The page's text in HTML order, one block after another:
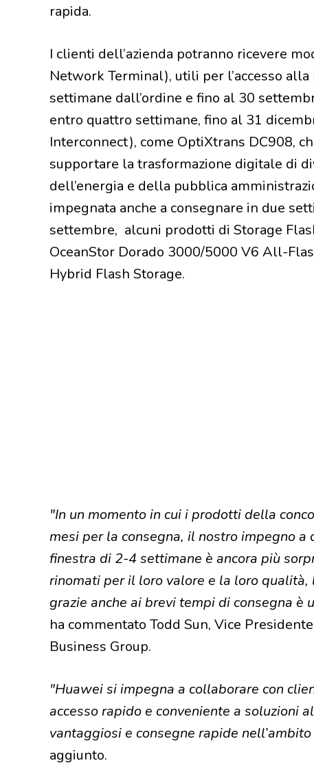
rapida.
I clienti dell’azienda potranno ricevere
Network Terminal), utili per l’accesso
settimane dall’ordine e fino al 30
entro quattro settimane, fino al 31
Interconnect), come OptiXtrans DC908,
supportare la trasformazione digitale di
dell’energia e della pubblica
impegnata anche a consegnare in due
settembre, alcuni prodotti di Storage
OceanStor Dorado 3000/5000 V6 All-
Hybrid Flash Storage.
"In un momento in cui i prodotti della
mesi per la consegna, il nostro impegno
finestra di 2-4 settimane è ancora più
rinomati per il loro valore e la loro
grazie anche ai brevi tempi di consegna
ha commentato Todd Sun, Vice
Business Group.
"Huawei si impegna a collaborare con
accesso rapido e conveniente a soluzioni
vantaggiosi e consegne rapide
aggiunto.